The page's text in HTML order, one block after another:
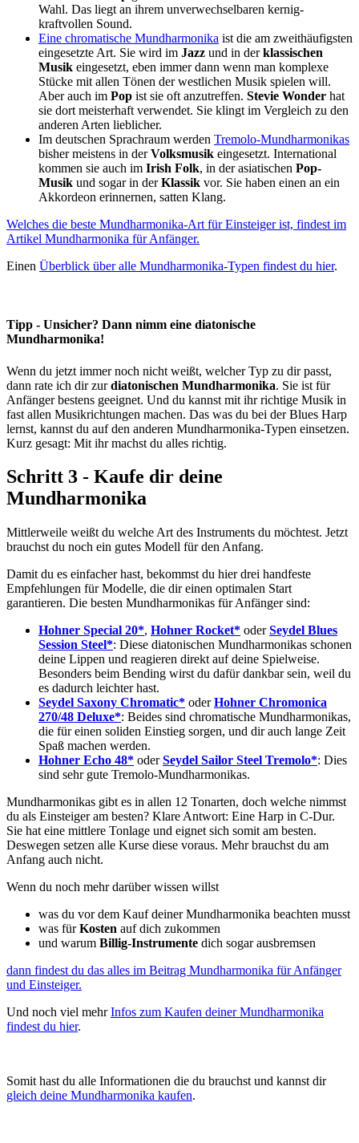
Wahl. Das liegt an ihrem unverwechselbaren kernig-
kraftvollen Sound.
Eine chromatische Mundharmonika ist die am zweithäufigsten
eingesetzte Art. Sie wird im Jazz und in derklassischen
Musik eingesetzt, eben immer dann wenn man komplexe
Stücke mit allen Tönen der westlichen Musik spielen will.
Aber auch im Pop ist sie oft anzutreffen. Stevie Wonder hat
sie dort meisterhaft verwendet. Sie klingt im Vergleich zu den
anderen Arten lieblicher.
Im deutschen Sprachraum werden Tremolo-Mundharmonikas
bisher meistens in derVolksmusik eingesetzt. International
kommen sie auch im Irish Folk, in der asiatischen Pop-
Musik und sogar in derKlassik vor. Sie haben einen an ein
Akkordeon erinnernen, satten Klang.
Welches die beste Mundharmonika-Art für Einsteiger ist, findest im
Artikel Mundharmonika für Anfänger.
Einen Überblick über alle Mundharmonika-Typen findest du hier.
Tipp - Unsicher? Dann nimm eine diatonische
Mundharmonika!
Wenn du jetzt immer noch nicht weißt, welcher Typ zu dir passt,
dann rate ich dir zurdiatonischen Mundharmonika. Sie ist für
Anfänger bestens geeignet. Und du kannst mit ihr richtige Musik in
fast allen Musikrichtungen machen. Das was du bei der Blues Harp
lernst, kannst du auf den anderen Mundharmonika-Typen einsetzen.
Kurz gesagt: Mit ihr machst du alles richtig.
Schritt 3 - Kaufe dir deine
Mundharmonika
Mittlerweile weißt du welche Art des Instruments du möchtest. Jetzt
brauchst du noch ein gutes Modell für den Anfang.
Damit du es einfacher hast, bekommst du hier drei handfeste
Empfehlungen für Modelle, die dir einen optimalen Start
garantieren. Die besten Mundharmonikas für Anfänger sind:
Hohner Special 20*, Hohner Rocket* oderSeydel Blues
Session Steel*: Diese diatonischen Mundharmonikas schonen
deine Lippen und reagieren direkt auf deine Spielweise.
Besonders beim Bending wirst du dafür dankbar sein, weil du
es dadurch leichter hast.
Seydel Saxony Chromatic* oderHohner Chromonica
270/48 Deluxe*: Beides sind chromatische Mundharmonikas,
die für einen soliden Einstieg sorgen, und dir auch lange Zeit
Spaß machen werden.
Hohner Echo 48* oderSeydel Sailor Steel Tremolo*: Dies
sind sehr gute Tremolo-Mundharmonikas.
Mundharmonikas gibt es in allen 12 Tonarten, doch welche nimmst
du als Einsteiger am besten? Klare Antwort: Eine Harp in C-Dur.
Sie hat eine mittlere Tonlage und eignet sich somit am besten.
Deswegen setzen alle Kurse diese voraus. Mehr brauchst du am
Anfang auch nicht.
Wenn du noch mehr darüber wissen willst
was du vor dem Kauf deiner Mundharmonika beachten musst
was fürKosten auf dich zukommen
und warum Billig-Instrumente dich sogar ausbremsen
dann findest du das alles im Beitrag Mundharmonika für Anfänger
und Einsteiger.
Und noch viel mehrInfos zum Kaufen deiner Mundharmonika
findest du hier.
Somit hast du alle Informationen die du brauchst und kannst dir
gleich deine Mundharmonika kaufen.